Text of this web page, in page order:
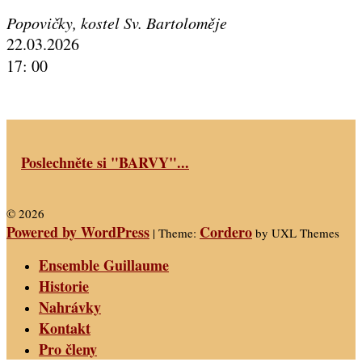
Popovičky, kostel Sv. Bartoloměje
22.03.2026
17: 00
Poslechněte si "BARVY"...
© 2026
Powered by WordPress | Theme: Cordero by UXL Themes
Ensemble Guillaume
Historie
Nahrávky
Kontakt
Pro členy